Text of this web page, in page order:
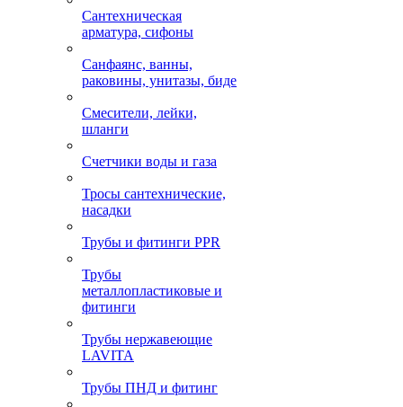
Сантехническая
арматура, сифоны
Санфаянс, ванны,
раковины, унитазы, биде
Смесители, лейки,
шланги
Счетчики воды и газа
Тросы сантехнические,
насадки
Трубы и фитинги PPR
Трубы
металлопластиковые и
фитинги
Трубы нержавеющие
LAVITA
Трубы ПНД и фитинг